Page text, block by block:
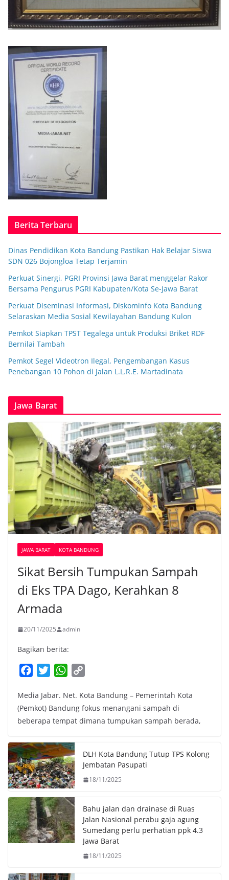
Berita Terbaru
Dinas Pendidikan Kota Bandung Pastikan Hak Belajar Siswa
SDN 026 Bojongloa Tetap Terjamin
Perkuat Sinergi, PGRI Provinsi Jawa Barat menggelar Rakor
Bersama Pengurus PGRI Kabupaten/Kota Se-Jawa Barat
Perkuat Diseminasi Informasi, Diskominfo Kota Bandung
Selaraskan Media Sosial Kewilayahan Bandung Kulon
Pemkot Siapkan TPST Tegalega untuk Produksi Briket RDF
Bernilai Tambah
Pemkot Segel Videotron Ilegal, Pengembangan Kasus
Penebangan 10 Pohon di Jalan L.L.R.E. Martadinata
Jawa Barat
JAWA BARAT KOTA BANDUNG
Sikat Bersih Tumpukan Sampah
di Eks TPA Dago, Kerahkan 8
Armada
20/11/2025 admin
Bagikan berita:
c
e
b
o
k
i
t
t
r
W
a
t
s
p
p
p
y
L
n
k
Media Jabar. Net. Kota Bandung – Pemerintah Kota
(Pemkot) Bandung fokus menangani sampah di
beberapa tempat dimana tumpukan sampah berada,
DLH Kota Bandung Tutup TPS Kolong
Jembatan Pasupati
18/11/2025
Bahu jalan dan drainase di Ruas
Jalan Nasional perabu gaja agung
Sumedang perlu perhatian ppk 4.3
Jawa Barat
18/11/2025